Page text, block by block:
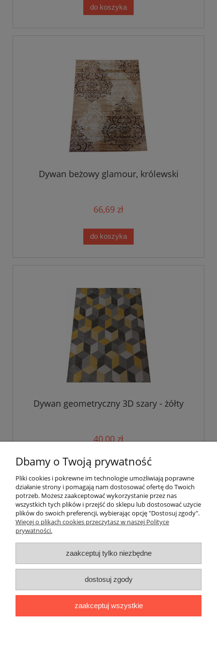
do koszyka
Dywan beżowy glamour, królewski
66,69 zł
do koszyka
Dywan geometryczny 3D szary - żółty
40,00 zł
do koszyka
Dbamy o Twoją prywatność
Pliki cookies i pokrewne im technologie umożliwiają poprawne
działanie strony i pomagają nam dostosować ofertę do Twoich
potrzeb. Możesz zaakceptować wykorzystanie przez nas
wszystkich tych plików i przejść do sklepu lub dostosować użycie
plików do swoich preferencji, wybierając opcję "Dostosuj zgody".
Więcej o plikach cookies przeczytasz w naszej Polityce
prywatności.
zaakceptuj tylko niezbędne
dostosuj zgody
zaakceptuj wszystkie